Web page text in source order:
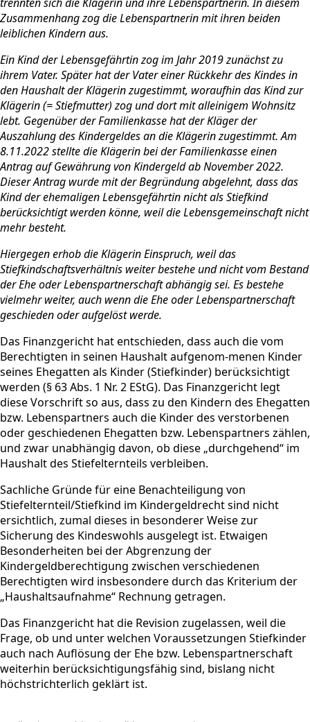
Zusammenhang zog die Lebenspartnerin mit ihren beiden
leiblichen Kindern aus.
Ein Kind der Lebensgefährtin zog im Jahr 2019 zunächst zu
ihrem Vater. Später hat der Vater einer Rückkehr des Kindes in
den Haushalt der Klägerin zugestimmt, woraufhin das Kind zur
Klägerin (= Stiefmutter) zog und dort mit alleinigem Wohnsitz
lebt. Gegenüber der Familienkasse hat der Kläger der
Auszahlung des Kindergeldes an die Klägerin zugestimmt. Am
8.11.2022 stellte die Klägerin bei der Familienkasse einen
Antrag auf Gewährung von Kindergeld ab November 2022.
Dieser Antrag wurde mit der Begründung abgelehnt, dass das
Kind der ehemaligen Lebensgefährtin nicht als Stiefkind
berücksichtigt werden könne, weil die Lebensgemeinschaft nicht
mehr besteht.
Hiergegen erhob die Klägerin Einspruch, weil das
Stiefkindschaftsverhältnis weiter bestehe und nicht vom Bestand
der Ehe oder Lebenspartnerschaft abhängig sei. Es bestehe
vielmehr weiter, auch wenn die Ehe oder Lebenspartnerschaft
geschieden oder aufgelöst werde.
Das Finanzgericht hat entschieden, dass auch die vom
Berechtigten in seinen Haushalt aufgenom-menen Kinder
seines Ehegatten als Kinder (Stiefkinder) berücksichtigt
werden (§ 63 Abs. 1 Nr. 2 EStG). Das Finanzgericht legt
diese Vorschrift so aus, dass zu den Kindern des Ehegatten
bzw. Lebenspartners auch die Kinder des verstorbenen
oder geschiedenen Ehegatten bzw. Lebenspartners zählen,
und zwar unabhängig davon, ob diese „durchgehend“ im
Haushalt des Stiefelternteils verbleiben.
Sachliche Gründe für eine Benachteiligung von
Stiefelternteil/Stiefkind im Kindergeldrecht sind nicht
ersichtlich, zumal dieses in besonderer Weise zur
Sicherung des Kindeswohls ausgelegt ist. Etwaigen
Besonderheiten bei der Abgrenzung der
Kindergeldberechtigung zwischen verschiedenen
Berechtigten wird insbesondere durch das Kriterium der
„Haushaltsaufnahme“ Rechnung getragen.
Das Finanzgericht hat die Revision zugelassen, weil die
Frage, ob und unter welchen Voraussetzungen Stiefkinder
auch nach Auflösung der Ehe bzw. Lebenspartnerschaft
weiterhin berücksichtigungsfähig sind, bislang nicht
höchstrichterlich geklärt ist.